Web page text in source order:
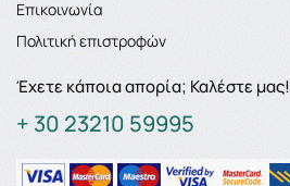
Επικοινωνία
Πολιτική επιστροφών
Έχετε κάποια απορία; Καλέστε μας!
+ 30 23210 59995